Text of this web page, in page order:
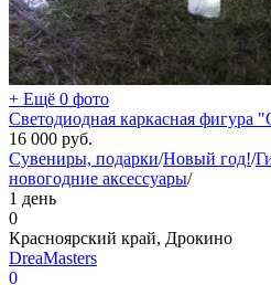
+ Ещё 0 фото
Светодиодная каркасная фигура
16 000 руб.
Сувениры, подарки/Новый год!/
новогодние аксессуары/
1 день
0
Красноярский край, Дрокино
DreaMasters
0